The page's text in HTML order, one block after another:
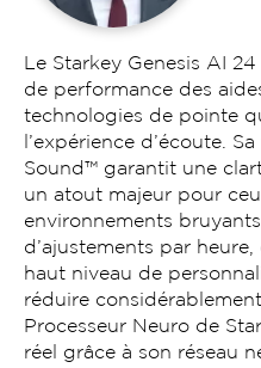
Le Starkey Genesis AI
de performance des
technologies de pointe
l’expérience d’écoute.
Sound™ garantit une
un atout majeur pour
environnements
d’ajustements par
haut niveau de
réduire
Processeur Neuro de
réel grâce à son réseau